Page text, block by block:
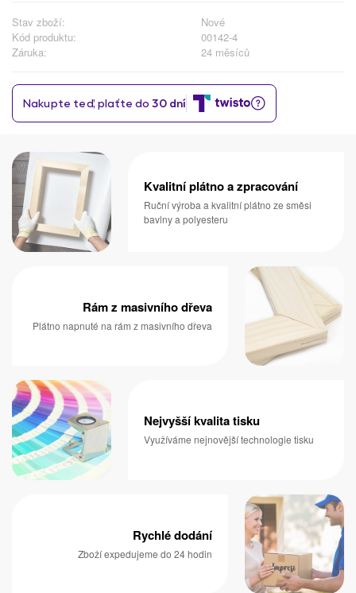
Stav zboží:
Nové
Kód produktu:
00142-4
Záruka:
24 měsíců
Kvalitní plátno a zpracování
Ruční výroba a kvalitní plátno ze směsi
bavlny a polyesteru
Rám z masivního dřeva
Plátno napnuté na rám z masivního dřeva
Nejvyšší kvalita tisku
Využíváme nejnovější technologie tisku
Rychlé dodání
Zboží expedujeme do 24 hodin